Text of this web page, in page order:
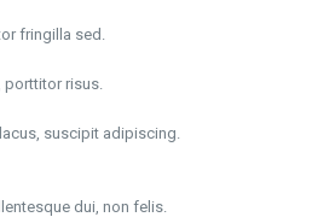
fringilla sed.
porttitor risus.
suscipit adipiscing.
dui, non felis.